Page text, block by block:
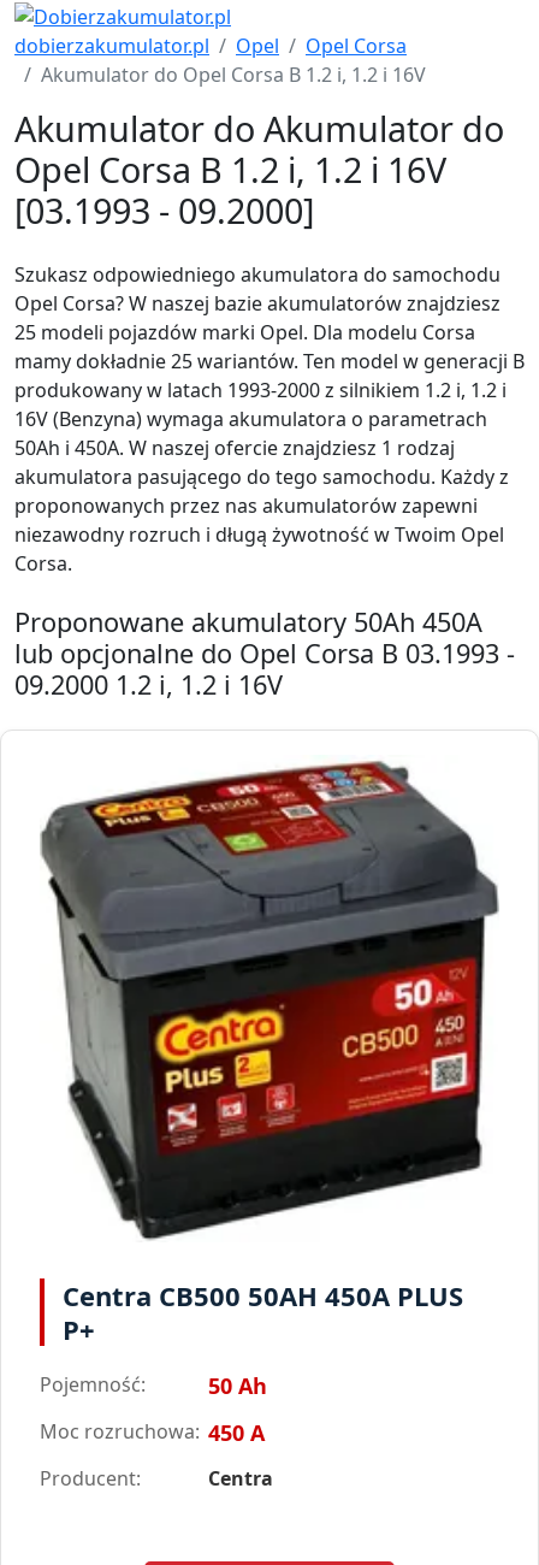
dobierzakumulator.pl Opel
Opel Corsa
Akumulator do Opel Corsa B 1.2 i, 1.2 i 16V
Akumulator do Akumulator do
Opel Corsa B 1.2 i, 1.2 i 16V
[03.1993 - 09.2000]
Szukasz odpowiedniego akumulatora do samochodu
Opel Corsa? W naszej bazie akumulatorów znajdziesz
25 modeli pojazdów marki Opel. Dla modelu Corsa
mamy dokładnie 25 wariantów. Ten model w generacji B
produkowany w latach 1993-2000 z silnikiem 1.2 i, 1.2 i
16V (Benzyna) wymaga akumulatora o parametrach
50Ah i 450A. W naszej ofercie znajdziesz 1 rodzaj
akumulatora pasującego do tego samochodu. Każdy z
proponowanych przez nas akumulatorów zapewni
niezawodny rozruch i długą żywotność w Twoim Opel
Corsa.
Proponowane akumulatory 50Ah 450A
lub opcjonalne do Opel Corsa B 03.1993 -
09.2000 1.2 i, 1.2 i 16V
Centra CB500 50AH 450A PLUS
P+
Pojemność: 50 Ah
Moc rozruchowa: 450 A
Producent: Centra